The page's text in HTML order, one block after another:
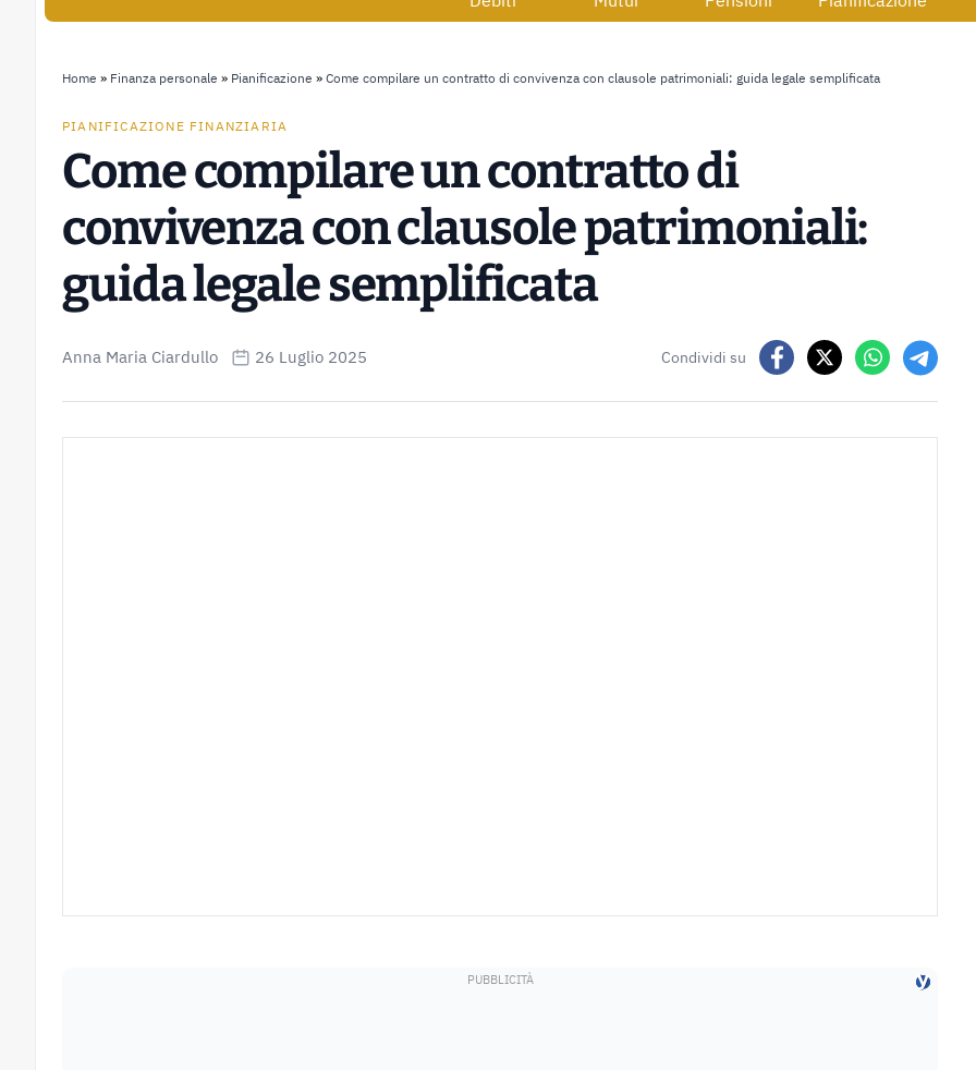
Home » Finanza personale » Pianificazione » Come compilare un contratto di convivenza con clausole patrimoniali: guida legale semplificata
PIANIFICAZIONE FINANZIARIA
Come compilare un contratto di
convivenza con clausole patrimoniali:
guida legale semplificata
Anna Maria Ciardullo 26 Luglio 2025 Condividi su